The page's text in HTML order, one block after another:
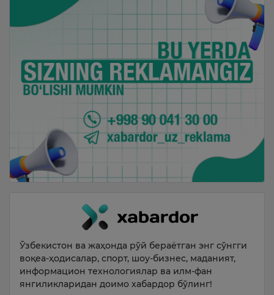
Ўзбекистон ва жаҳонда рўй бераётган энг сўнгги
воқеа-ҳодисалар, спорт, шоу-бизнес, маданият,
информацион технологиялар ва илм-фан
янгиликларидан доимо хабардор бўлинг!